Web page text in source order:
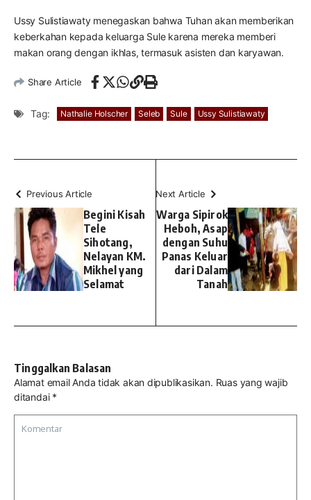
Ussy Sulistiawaty menegaskan bahwa Tuhan akan memberikan
keberkahan kepada keluarga Sule karena mereka memberi
makan orang dengan ikhlas, termasuk asisten dan karyawan.
Share Article
Tag: Nathalie Holscher Seleb Sule Ussy Sulistiawaty
Previous Article
Begini Kisah
Tele
Sihotang,
Nelayan KM.
Mikhel yang
Selamat
Next Article
Warga Sipirok
Heboh, Asap
dengan Suhu
Panas Keluar
dari Dalam
Tanah
Tinggalkan Balasan
Alamat email Anda tidak akan dipublikasikan. Ruas yang wajib
ditandai *